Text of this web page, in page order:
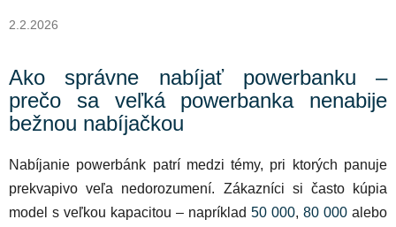
2.2.2026
Ako správne nabíjať powerbanku –
prečo sa veľká powerbanka nenabije
bežnou nabíjačkou
Nabíjanie powerbánk patrí medzi témy, pri ktorých panuje
prekvapivo veľa nedorozumení. Zákazníci si často kúpia
model s veľkou kapacitou – napríklad 50 000, 80 000 alebo